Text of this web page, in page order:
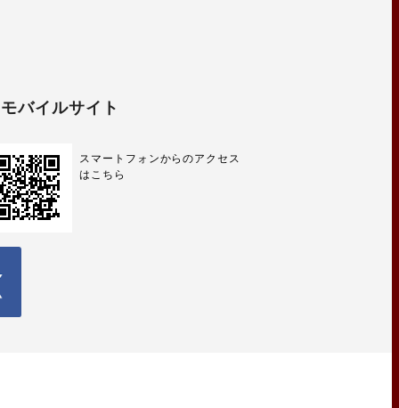
モバイルサイト
スマートフォンからのアクセス
はこちら